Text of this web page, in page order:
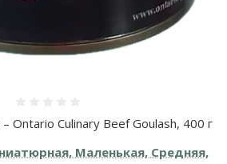
Ontario Culinary Beef Goulash, 400 г
Маленькая, Средняя,